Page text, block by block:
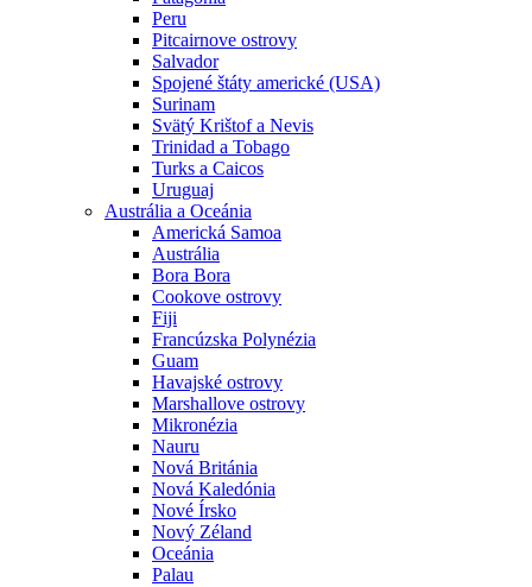
Peru
Pitcairnove ostrovy
Salvador
Spojené štáty americké (USA)
Surinam
Svätý Krištof a Nevis
Trinidad a Tobago
Turks a Caicos
Uruguaj
Austrália a Oceánia
Americká Samoa
Austrália
Bora Bora
Cookove ostrovy
Fiji
Francúzska Polynézia
Guam
Havajské ostrovy
Marshallove ostrovy
Mikronézia
Nauru
Nová Británia
Nová Kaledónia
Nové Írsko
Nový Zéland
Oceánia
Palau